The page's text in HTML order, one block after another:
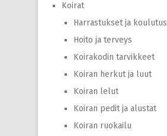
Koirat
Harrastukset ja koulutus
Hoito ja terveys
Koirakodin tarvikkeet
Koiran herkut ja luut
Koiran lelut
Koiran pedit ja alustat
Koiran ruokailu